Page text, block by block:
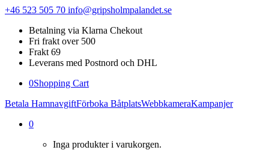
+46 523 505 70 info@gripsholmpalandet.se
Betalning via Klarna Chekout
Fri frakt over 500
Frakt 69
Leverans med Postnord och DHL
0Shopping Cart
Betala HamnavgiftFörboka BåtplatsWebbkameraKampanjer
0
Inga produkter i varukorgen.